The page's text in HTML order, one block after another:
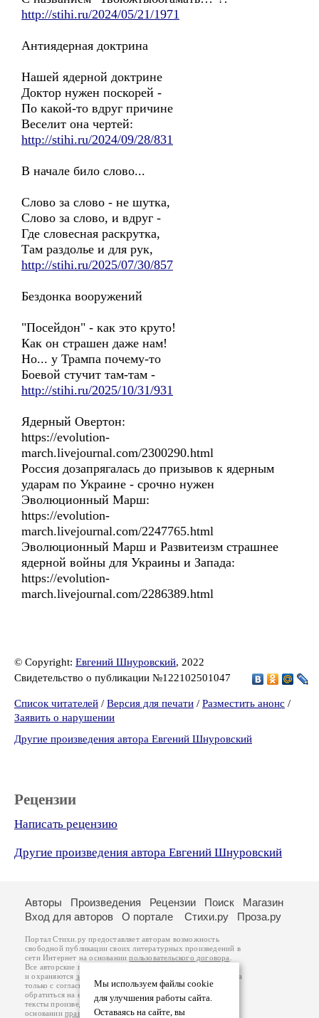
http://stihi.ru/2024/05/21/1971
Антиядерная доктрина
Нашей ядерной доктрине
Доктор нужен поскорей -
По какой-то вдруг причине
Веселит она чертей:
http://stihi.ru/2024/09/28/831
В начале било слово...
Слово за слово - не шутка,
Слово за слово, и вдруг -
Где словесная раскрутка,
Там раздолье и для рук,
http://stihi.ru/2025/07/30/857
Бездонка вооружений
"Посейдон" - как это круто!
Как он страшен даже нам!
Но... у Трампа почему-то
Боевой стучит там-там -
http://stihi.ru/2025/10/31/931
Ядерный Овертон:
https://evolution-
march.livejournal.com/2300290.html
Россия дозапрягалась до призывов к ядерным
ударам по Украине - срочно нужен
Эволюционный Марш:
https://evolution-
march.livejournal.com/2247765.html
Эволюционный Марш и Развитеизм страшнее
ядерной войны для Украины и Запада:
https://evolution-
march.livejournal.com/2286389.html
© Copyright: Евгений Шнуровский, 2022
Свидетельство о публикации №122102501047
Список читателей / Версия для печати / Разместить анонс /
Заявить о нарушении
Другие произведения автора Евгений Шнуровский
Рецензии
Написать рецензию
Другие произведения автора Евгений Шнуровский
Мы используем файлы cookie
для улучшения работы сайта.
Оставаясь на сайте, вы
Авторы Произведения Рецензии Поиск
Магазин
Вход для авторов
О портале Стихи.ру Проза.ру
Портал Стихи.ру предоставляет авторам возможность
свободной публикации своих литературных произведений в
сети Интернет на основаниипользовательского договора
Все авторские права на произведения принадлежат авторам
и охраняются законом
. Перепечатка произведений возможна
только с согласия его автора, к которому вы можете
обратиться на его авторской странице. Ответственность за
тексты произведений авторы несут самостоятельно на
основанииправил публикацииизаконодательства